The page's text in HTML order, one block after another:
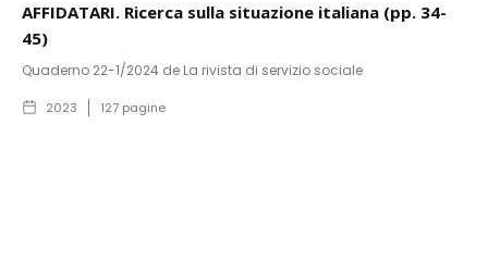
AFFIDATARI. Ricerca sulla situazione italiana (pp. 34-
45)
Quaderno 22-1/2024 de La rivista di servizio sociale
2023 127 pagine